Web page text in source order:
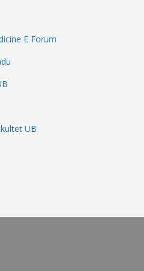
E Forum
UB